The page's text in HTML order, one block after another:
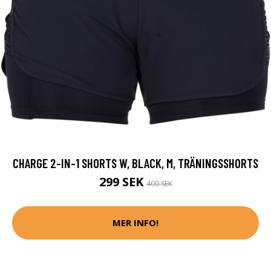
CHARGE 2-IN-1 SHORTS W, BLACK, M, TRÄNINGSSHORTS
299 SEK400 SEK
MER INFO!